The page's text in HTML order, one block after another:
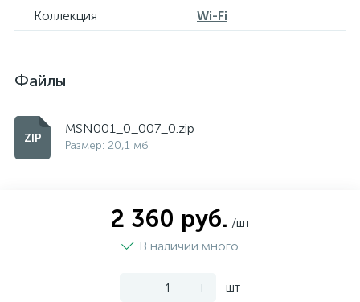
Коллекция Wi-Fi
Файлы
MSN001_0_007_0.zip
Размер: 20,1 мб
2 360 руб. /шт
В наличии много
- + шт